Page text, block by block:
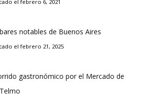
el febrero 6, 2021
notables de Buenos Aires
el febrero 21, 2025
gastronómico por el Mercado de